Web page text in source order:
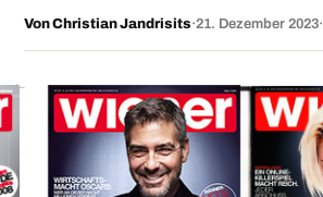
Von Christian Jandrisits·21. Dezember 2023·